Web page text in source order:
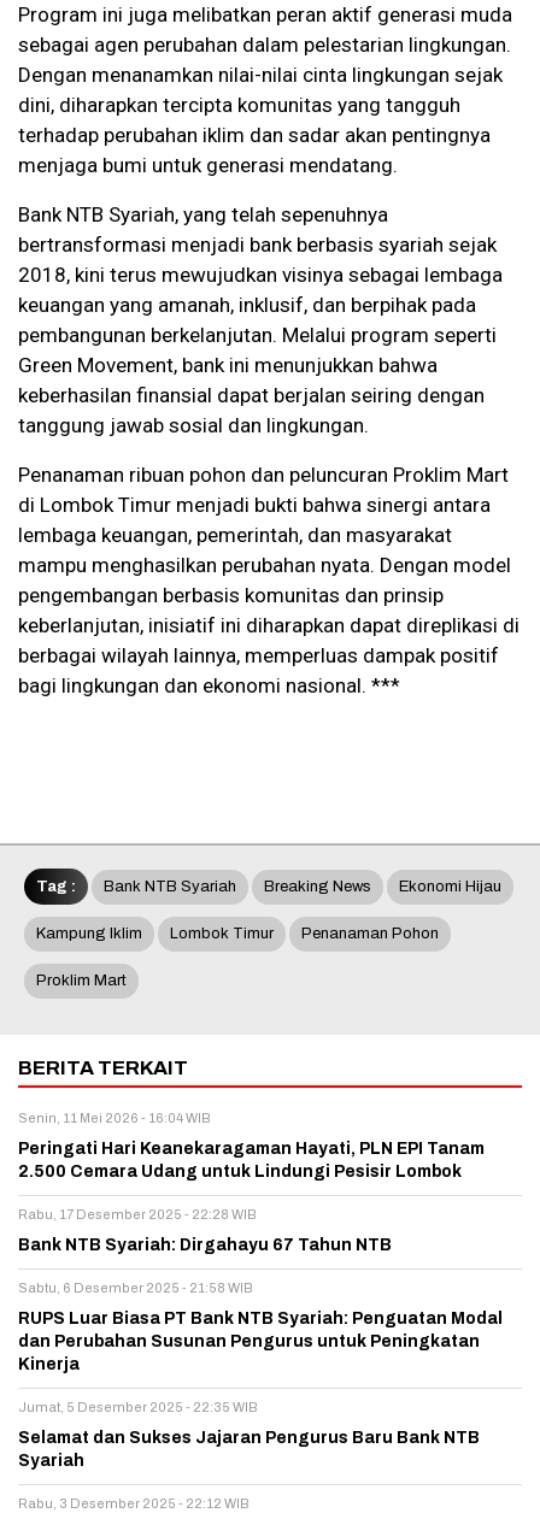
Program ini juga melibatkan peran aktif generasi muda
sebagai agen perubahan dalam pelestarian lingkungan.
Dengan menanamkan nilai-nilai cinta lingkungan sejak
dini, diharapkan tercipta komunitas yang tangguh
terhadap perubahan iklim dan sadar akan pentingnya
menjaga bumi untuk generasi mendatang.
Bank NTB Syariah, yang telah sepenuhnya
bertransformasi menjadi bank berbasis syariah sejak
2018, kini terus mewujudkan visinya sebagai lembaga
keuangan yang amanah, inklusif, dan berpihak pada
pembangunan berkelanjutan. Melalui program seperti
Green Movement, bank ini menunjukkan bahwa
keberhasilan finansial dapat berjalan seiring dengan
tanggung jawab sosial dan lingkungan.
Penanaman ribuan pohon dan peluncuran Proklim Mart
di Lombok Timur menjadi bukti bahwa sinergi antara
lembaga keuangan, pemerintah, dan masyarakat
mampu menghasilkan perubahan nyata. Dengan model
pengembangan berbasis komunitas dan prinsip
keberlanjutan, inisiatif ini diharapkan dapat direplikasi di
berbagai wilayah lainnya, memperluas dampak positif
bagi lingkungan dan ekonomi nasional. ***
Tag : Bank NTB Syariah Breaking News Ekonomi Hijau
Kampung Iklim Lombok Timur Penanaman Pohon
Proklim Mart
BERITA TERKAIT
Senin, 11 Mei 2026 - 16:04 WIB
Peringati Hari Keanekaragaman Hayati, PLN EPI Tanam
2.500 Cemara Udang untuk Lindungi Pesisir Lombok
Rabu, 17 Desember 2025 - 22:28 WIB
Bank NTB Syariah: Dirgahayu 67 Tahun NTB
Sabtu, 6 Desember 2025 - 21:58 WIB
RUPS Luar Biasa PT Bank NTB Syariah: Penguatan Modal
dan Perubahan Susunan Pengurus untuk Peningkatan
Kinerja
Jumat, 5 Desember 2025 - 22:35 WIB
Selamat dan Sukses Jajaran Pengurus Baru Bank NTB
Syariah
Rabu, 3 Desember 2025 - 22:12 WIB